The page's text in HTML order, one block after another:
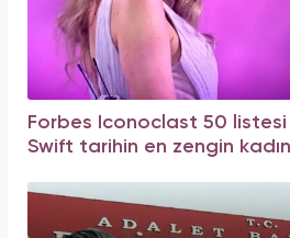
Forbes Iconoclast 50 listesi
Swift tarihin en zengin